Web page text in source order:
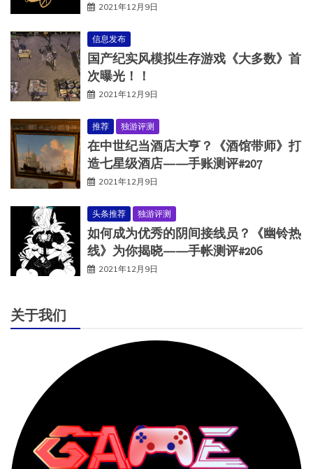
2021年12月9日
信息发布
国产纪实风模拟生存游戏《大多数》首
次曝光！！
2021年12月9日
推荐 独游评测
在中世纪当酒店大亨？《酒馆带师》打
造七星级酒店——手账测评#207
2021年12月9日
头条推荐 独游评测
如何成为优秀的阴间接线员？《幽铃热
线》为你揭晓——手帐测评#206
2021年12月9日
关于我们